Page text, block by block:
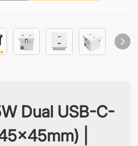
Dual USB-C-
|